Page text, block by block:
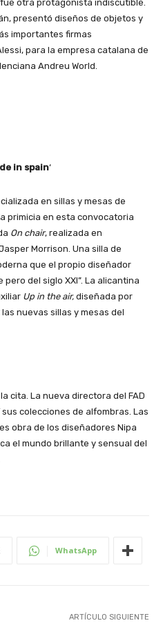
otra protagonista indiscutible.
presentó diseños de objetos y
importantes firmas
para la empresa catalana de
Andreu World.
in spain‘
en sillas y mesas de
primicia en esta convocatoria
On chair, realizada en
Morrison. Una silla de
que el propio diseñador
del siglo XXI”. La alicantina
Up in the air, diseñada por
nuevas sillas y mesas del
cita. La nueva directora del FAD
colecciones de alfombras. Las
obra de los diseñadores Nipa
el mundo brillante y sensual del
WhatsApp
ARTÍCULO SIGUIENTE